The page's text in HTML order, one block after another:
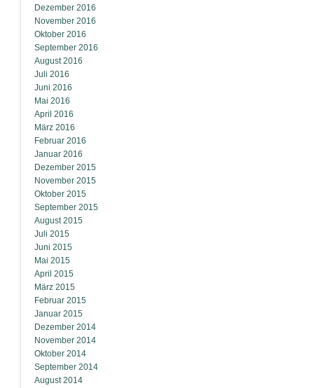
Dezember 2016
November 2016
Oktober 2016
September 2016
August 2016
Juli 2016
Juni 2016
Mai 2016
April 2016
März 2016
Februar 2016
Januar 2016
Dezember 2015
November 2015
Oktober 2015
September 2015
August 2015
Juli 2015
Juni 2015
Mai 2015
April 2015
März 2015
Februar 2015
Januar 2015
Dezember 2014
November 2014
Oktober 2014
September 2014
August 2014